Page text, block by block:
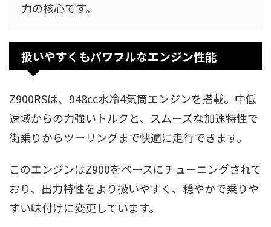
力の核心です。
扱いやすくもパワフルなエンジン性能
Z900RSは、948cc水冷4気筒エンジンを搭載。中低
速域からの力強いトルクと、スムーズな加速特性で
街乗りからツーリングまで快適に走行できます。
このエンジンはZ900をベースにチューニングされて
おり、出力特性をより扱いやすく、穏やかで乗りや
すい味付けに変更しています。